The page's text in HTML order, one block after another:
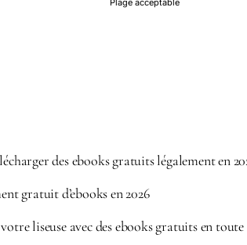
Plage acceptable
des ebooks gratuits légalement en
gratuit d’ebooks en 2026
liseuse avec des ebooks gratuits en